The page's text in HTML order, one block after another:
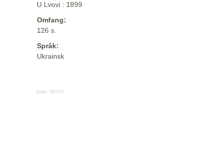
U Lvovi : 1899
Omfang:
126 s.
Språk:
Ukrainsk
Kilde: MODS